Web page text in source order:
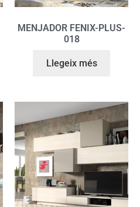
MENJADOR FENIX-PLUS-
018
Llegeix més